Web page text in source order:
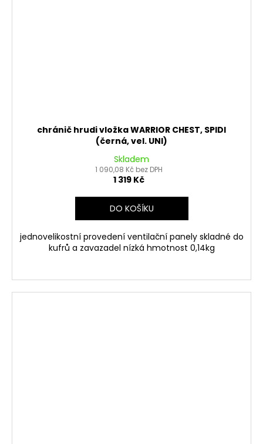
chránič hrudi vložka WARRIOR CHEST, SPIDI
(černá, vel. UNI)
Skladem
1 090,08 Kč bez DPH
1 319 Kč
DO KOŠÍKU
jednovelikostní provedení ventilační panely skladné do
kufrů a zavazadel nízká hmotnost 0,14kg